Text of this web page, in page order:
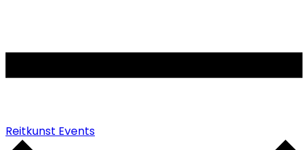
Reitkunst Events